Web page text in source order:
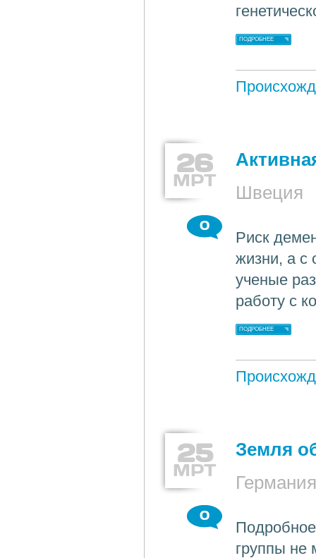
ПОДРОБНЕЕ
26
МРТ
Швеция
0
Риск
жизни, а с
ученые
работу с
ПОДРОБНЕЕ
25
МРТ
Земля
0
группы не